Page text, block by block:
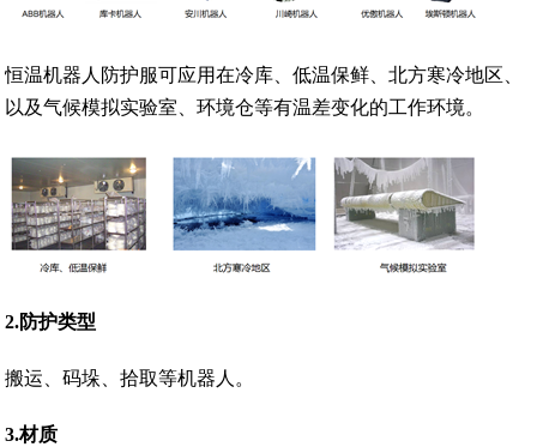
恒温机器人防护服可应用在冷库、低温保鲜、北方寒冷地区、
以及气候模拟实验室、环境仓等有温差变化的工作环境。
2.防护类型
搬运、码垛、拾取等机器人。
3.材质